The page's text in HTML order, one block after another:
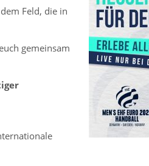
Feld, die in
gemeinsam